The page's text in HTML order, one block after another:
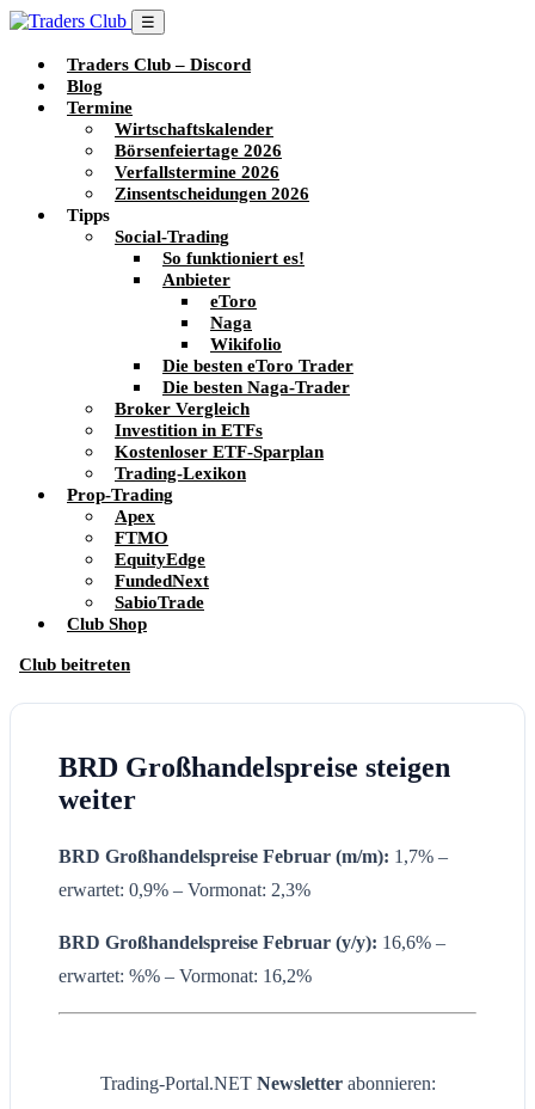
☰
Traders Club – Discord
Blog
Termine
Wirtschaftskalender
Börsenfeiertage 2026
Verfallstermine 2026
Zinsentscheidungen 2026
Tipps
Social-Trading
So funktioniert es!
Anbieter
eToro
Naga
Wikifolio
Die besten eToro Trader
Die besten Naga-Trader
Broker Vergleich
Investition in ETFs
Kostenloser ETF-Sparplan
Trading-Lexikon
Prop-Trading
Apex
FTMO
EquityEdge
FundedNext
SabioTrade
Club Shop
Club beitreten
BRD Großhandelspreise steigen
weiter
BRD Großhandelspreise Februar (m/m): 1,7% –
erwartet: 0,9% – Vormonat: 2,3%
BRD Großhandelspreise Februar (y/y): 16,6% –
erwartet: %% – Vormonat: 16,2%
Trading-Portal.NET Newsletter abonnieren: